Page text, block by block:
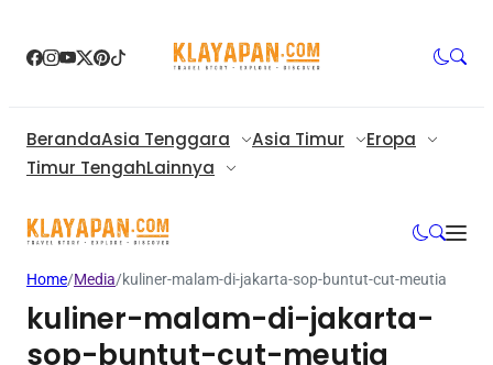
BerandaAsia Tenggara Asia Timur
Eropa
Timur TengahLainnya
Home/Media/kuliner-malam-di-jakarta-sop-buntut-cut-meutia
kuliner-malam-di-jakarta-
sop-buntut-cut-meutia